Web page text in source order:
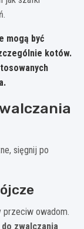
mogą być
kotów.
sięgnij po
przeciw owadom.
zwalczania